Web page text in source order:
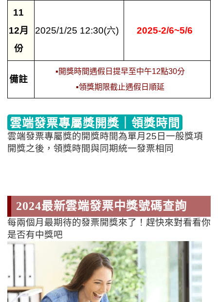
11
12月
份
2025/1/25 12:30(六) 2025-2/6~5/6
備註
▪開獎時間遇假日提早至中午12點30分
▪領獎期限截止遇假日順延
雲端發票專屬獎開獎｜領獎時間
雲端發票專屬獎的開獎時間為單月25日一般獎項
開獎之後， 領獎時間與同期統一發票相同
2024最新雲端發票中獎號碼查詢
每兩個月最期待的發票開獎來了！趕快來對看看你
是否有中獎吧